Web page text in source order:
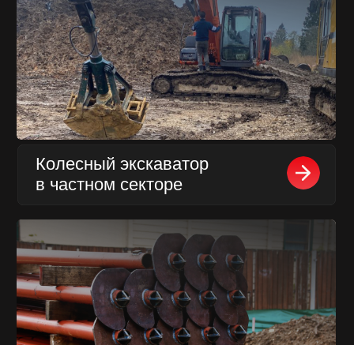
Какой вид фундамента
выбрать?
Почему лучше устанавливать
сваи с помощью ямобура?
1 2